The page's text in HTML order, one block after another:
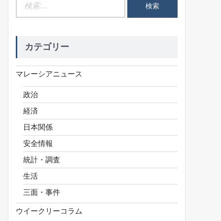
カテゴリー
マレーシアニュース
政治
経済
日本関係
安全情報
統計・調査
生活
三面・事件
ウイークリーコラム